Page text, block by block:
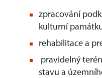
zpracování
kulturní
rehabilitace a
pravidelný
stavu a